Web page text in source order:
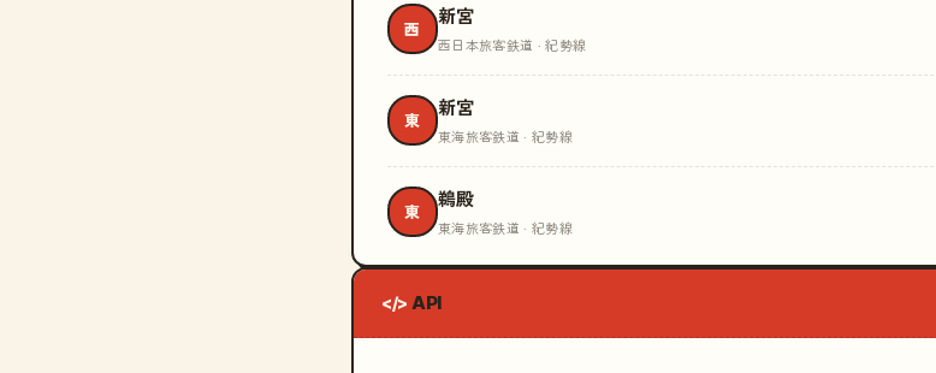
西
新宮
西日本旅客鉄道 · 紀勢線
東
新宮
東海旅客鉄道 · 紀勢線
東
鵜殿
東海旅客鉄道 · 紀勢線
</> API